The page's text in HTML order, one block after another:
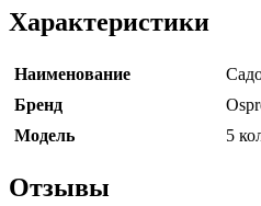
Характеристики
Наименование
Бренд
Модель
5
Отзывы